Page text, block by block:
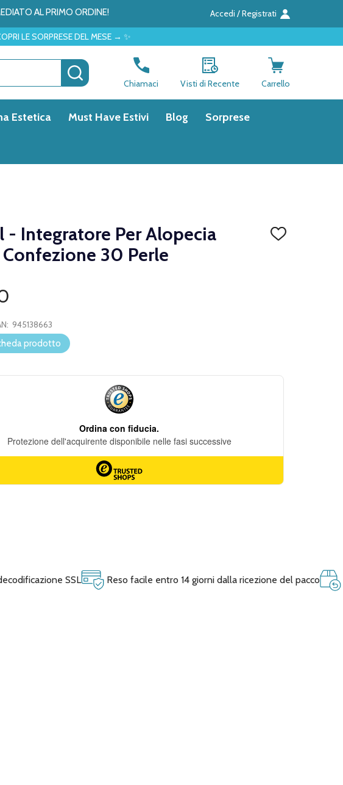
AL PRIMO ORDINE! Accedi / Registrati
DEL MESE → ✨
CERCA
Chiamaci Visti di Recente Carrello
Estetica Must Have Estivi Blog Sorprese
- Integratore Per Alopecia
30 Perle
AGGIUNGI
945138663
prodotto
SSL Reso facile entro 14 giorni dalla ricezione del pacco